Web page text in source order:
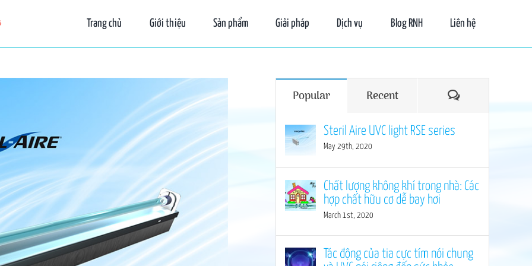
Trang chủ Giới thiệu Sản phẩm Giải pháp Dịch vụ Blog RNH Liên hệ
Popular Recent Comments
Steril Aire UVC light RSE series
May 29th, 2020
Chất lượng không khí trong nhà: Các
hợp chất hữu cơ dễ bay hơi
March 1st, 2020
Tác động của tia cực tím nói chung